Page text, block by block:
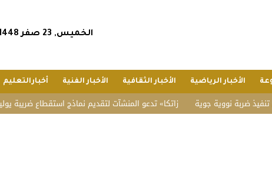
الخميس, 23 صفر 1448 هجريا, 6 أغسطس 2026 ميلاديا.
الأخبار الرياضية الأخبار الثقافية الأخبار الفنية أخبارالتعليم
«زاتكا» تدعو المنشآت لتقديم نماذج استقطاع ضريبة يوليو قبل 10 أغسطس نووية جوية